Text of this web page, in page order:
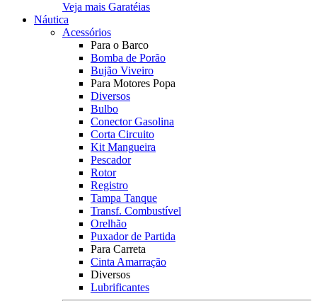
Veja mais Garatéias
Náutica
Acessórios
Para o Barco
Bomba de Porão
Bujão Viveiro
Para Motores Popa
Diversos
Bulbo
Conector Gasolina
Corta Circuito
Kit Mangueira
Pescador
Rotor
Registro
Tampa Tanque
Transf. Combustível
Orelhão
Puxador de Partida
Para Carreta
Cinta Amarração
Diversos
Lubrificantes